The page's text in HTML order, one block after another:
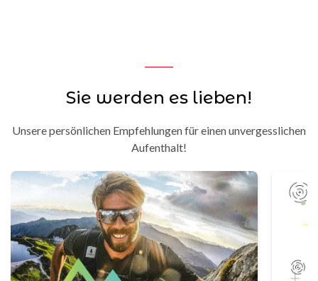
Sie werden es lieben!
Unsere persönlichen Empfehlungen für einen unvergesslichen
Aufenthalt!